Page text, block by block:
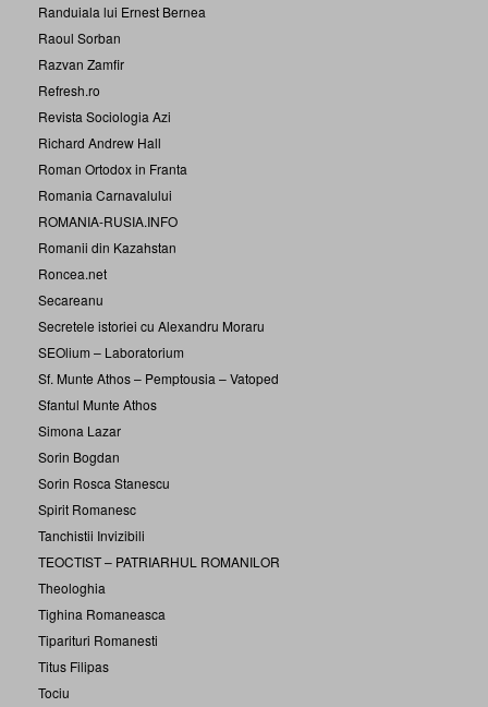
Randuiala lui Ernest Bernea
Raoul Sorban
Razvan Zamfir
Refresh.ro
Revista Sociologia Azi
Richard Andrew Hall
Roman Ortodox in Franta
Romania Carnavalului
ROMANIA-RUSIA.INFO
Romanii din Kazahstan
Roncea.net
Secareanu
Secretele istoriei cu Alexandru Moraru
SEOlium – Laboratorium
Sf. Munte Athos – Pemptousia – Vatoped
Sfantul Munte Athos
Simona Lazar
Sorin Bogdan
Sorin Rosca Stanescu
Spirit Romanesc
Tanchistii Invizibili
TEOCTIST – PATRIARHUL ROMANILOR
Theologhia
Tighina Romaneasca
Tiparituri Romanesti
Titus Filipas
Tociu